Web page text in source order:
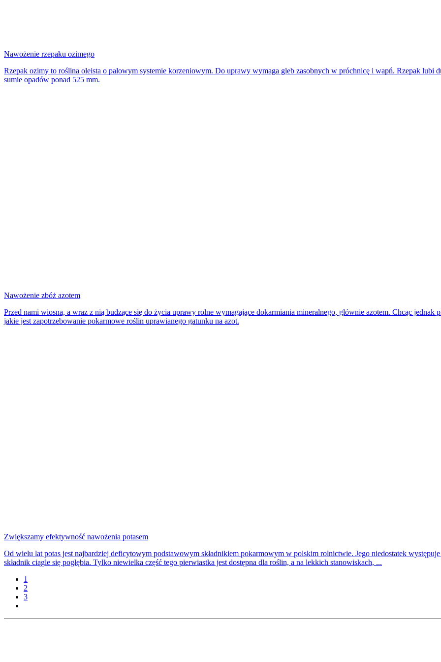
Nawożenie rzepaku ozimego
Rzepak ozimy to roślina oleista o palowym systemie korzeniowym. Do uprawy wymaga gleb zasobnych w próchnicę i wapń. Rzepak lubi
sumie opadów ponad 525 mm.
Nawożenie zbóż azotem
Przed nami wiosna, a wraz z nią budzące się do życia uprawy rolne wymagające dokarmiania mineralnego, głównie azotem. Chcąc
jakie jest zapotrzebowanie pokarmowe roślin uprawianego gatunku na azot.
Zwiększamy efektywność nawożenia potasem
Od wielu lat potas jest najbardziej deficytowym podstawowym składnikiem pokarmowym w polskim rolnictwie. Jego niedostatek
składnik ciągle się pogłębia. Tylko niewielka część tego pierwiastka jest dostępna dla roślin, a na lekkich stanowiskach, ...
1
2
3